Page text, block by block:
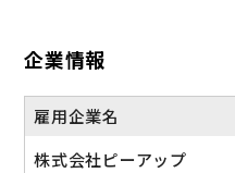
全額支給/制服貸与等
産休・育休実績あり
・慶弔休暇
企業情報
雇用企業名
株式会社ピーアップ